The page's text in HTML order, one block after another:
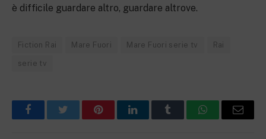
è difficile guardare altro, guardare altrove.
Fiction Rai Mare Fuori Mare Fuori serie tv Rai
serie tv
FacebookTwitter PinterestLinkedInTumblr WhatsAppEmail